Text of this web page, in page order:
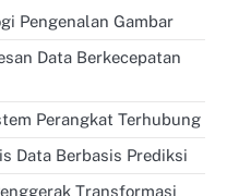
Pengenalan Gambar
Data Berkecepatan
Perangkat Terhubung
Data Berbasis Prediksi
Transformasi